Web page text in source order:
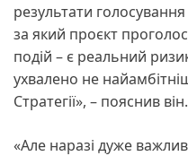
результати
за який проєкт
подій – є реальний
ухвалено не
Стратегії», – пояснив він.
«Але наразі дуже